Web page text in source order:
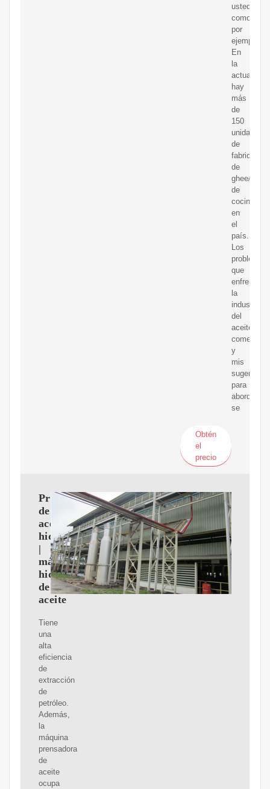
usted,
como
por
ejemplo.
En
la
actualidad,
hay
más
de
150
unidades
de
fabricación
de
ghee/
de
cocina
en
el
país.
Los
problemas
que
enfrenta
la
industria
del
aceite
comestible
y
mis
para
abordarlos
se
Obtén
el
precio
Prensa
de
aceite
hidráulica
|
máquina
hidráulica
de
aceite
Tiene
una
alta
eficiencia
de
extracción
de
petróleo.
Además,
la
máquina
prensadora
de
aceite
ocupa